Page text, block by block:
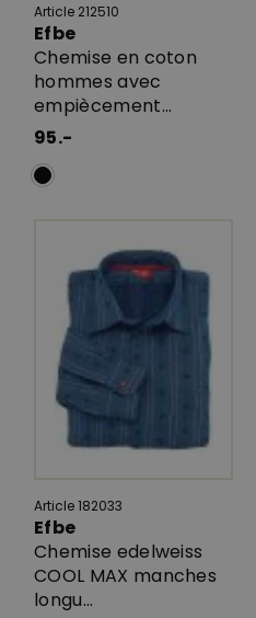
Article 212510
Efbe
Chemise en coton
hommes avec
empiècement...
95.-
Article 182033
Efbe
Chemise edelweiss
COOL MAX manches
longu...